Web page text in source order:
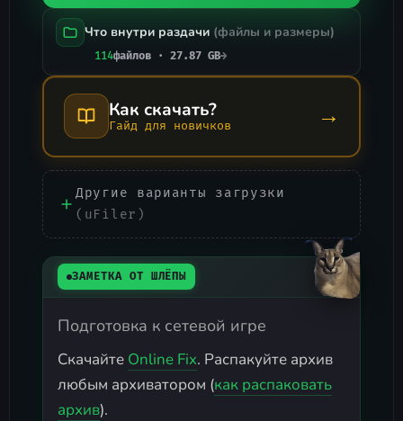
Что внутри раздачи (файлы и размеры)
114файлов · 27.87 GB→
Как скачать?
Гайд для новичков →
Другие варианты загрузки
(uFiler)
ЗАМЕТКА ОТ ШЛЁПЫ
Подготовка к сетевой игре
Скачайте Online Fix. Распакуйте архив
любым архиватором (как распаковать
архив).